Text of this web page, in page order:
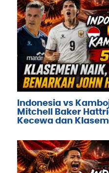
Indonesia vs
Mitchell Baker
Kecewa dan